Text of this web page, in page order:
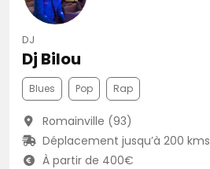
DJ
Dj Bilou
Blues Pop Rap
Romainville (93)
Déplacement jusqu’à 200 kms
À partir de 400€